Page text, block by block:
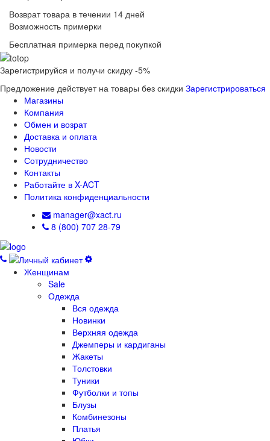
Возврат товара в течении 14 дней
Возможность примерки
Бесплатная примерка перед покупкой
Зарегистрируйся и получи скидку -5%
Предложение действует на товары без скидки Зарегистрироваться
Магазины
Компания
Обмен и возрат
Доставка и оплата
Новости
Сотрудничество
Контакты
Работайте в X-ACT
Политика конфиденциальности
manager@xact.ru
8 (800) 707 28-79
Женщинам
Sale
Одежда
Вся одежда
Новинки
Верхняя одежда
Джемперы и кардиганы
Жакеты
Толстовки
Туники
Футболки и топы
Блузы
Комбинезоны
Платья